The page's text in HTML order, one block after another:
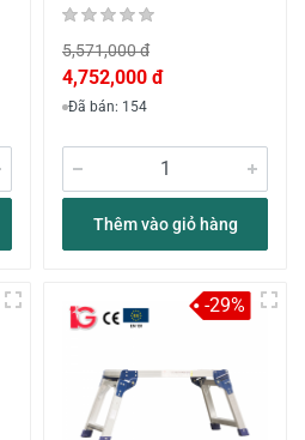
5,571,000 đ
4,752,000 đ
Đã bán: 154
Thêm vào giỏ hàng
-29%